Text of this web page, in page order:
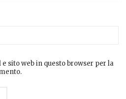
sito web in questo browser per la